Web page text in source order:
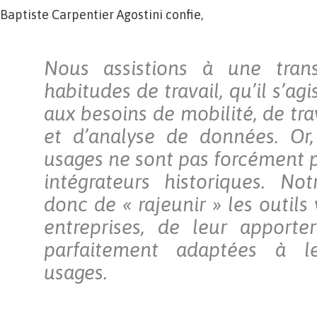
Baptiste Carpentier Agostini confie,
Nous assistions à une
habitudes de travail, qu’il
aux besoins de mobilité, de
et d’analyse de données.
usages ne sont pas forcément
intégrateurs historiques.
donc de « rajeunir » les outils
entreprises, de leur
parfaitement adaptées à
usages.